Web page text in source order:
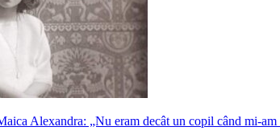
Alexandra: „Nu eram decât un copil când mi-